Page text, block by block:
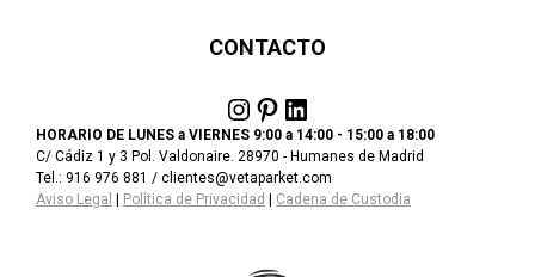
CONTACTO
Instagram Pinterest LinkedIn
HORARIO DE LUNES a VIERNES 9:00 a 14:00 - 15:00 a 18:00
C/ Cádiz 1 y 3 Pol. Valdonaire. 28970 - Humanes de Madrid
Tel.: 916 976 881 / clientes@vetaparket.com
Aviso Legal | Política de Privacidad | Cadena de Custodia